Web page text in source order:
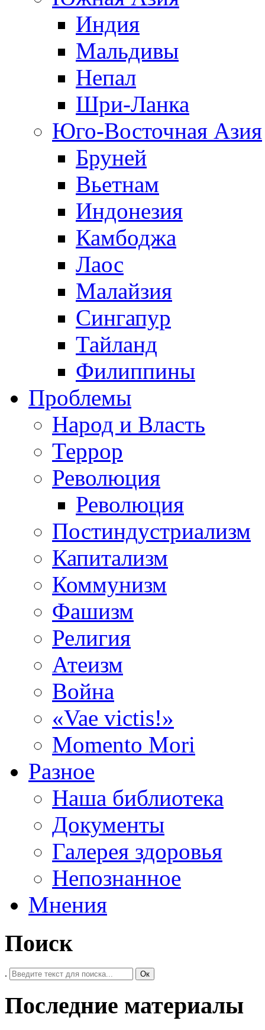
Индия
Мальдивы
Непал
Шри-Ланка
Юго-Восточная Азия
Бруней
Вьетнам
Индонезия
Камбоджа
Лаос
Малайзия
Сингапур
Тайланд
Филиппины
Проблемы
Народ и Власть
Террор
Революция
Революция
Постиндустриализм
Капитализм
Коммунизм
Фашизм
Религия
Атеизм
Война
«Vae victis!»
Momento Mori
Разное
Наша библиотека
Документы
Галерея здоровья
Непознанное
Мнения
Поиск
. Ок
Последние материалы